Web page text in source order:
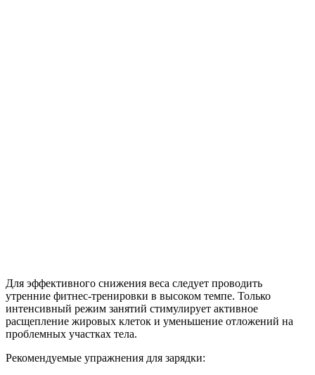
Для эффективного снижения веса следует проводить
утренние фитнес-тренировки в высоком темпе. Только
интенсивный режим занятий стимулирует активное
расщепление жировых клеток и уменьшение отложений на
проблемных участках тела.
Рекомендуемые упражнения для зарядки: